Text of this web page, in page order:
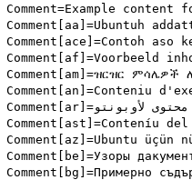
Comment=Example content
Comment[aa]=Ubuntuh
Comment[ace]=Contoh aso
Comment[af]=Voorbeeld
Comment[am]=ዝርዝር ምሳሌዎች
Comment[an]=Conteniu
Comment[ar]=أمثلة محتوى لأوبونتو
Comment[ast]=Conteníu
Comment[az]=Ubuntu üçün
Comment[be]=Узоры
Comment[bg]=Примерно